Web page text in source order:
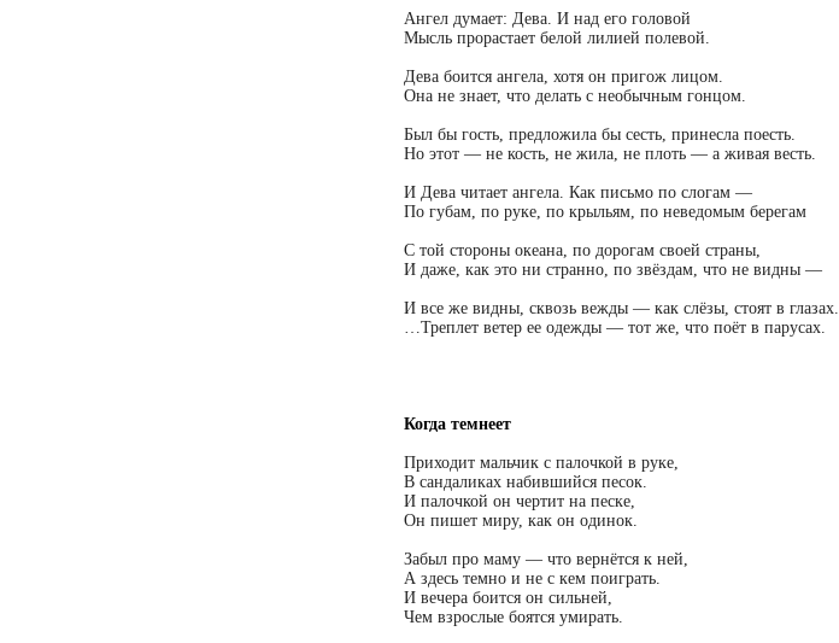
Ангел думает: Дева. И над его головой
Мысль прорастает белой лилией полевой.
Дева боится ангела, хотя он пригож лицом.
Она не знает, что делать с необычным гонцом.
Был бы гость, предложила бы сесть, принесла поесть.
Но этот — не кость, не жила, не плоть — а живая весть.
И Дева читает ангела. Как письмо по слогам —
По губам, по руке, по крыльям, по неведомым берегам
С той стороны океана, по дорогам своей страны,
И даже, как это ни странно, по звёздам, что не видны —
И все же видны, сквозь вежды — как слёзы, стоят в глазах.
…Треплет ветер ее одежды — тот же, что поёт в парусах.
Когда темнеет
Приходит мальчик с палочкой в руке,
В сандаликах набившийся песок.
И палочкой он чертит на песке,
Он пишет миру, как он одинок.
Забыл про маму — что вернётся к ней,
А здесь темно и не с кем поиграть.
И вечера боится он сильней,
Чем взрослые боятся умирать.